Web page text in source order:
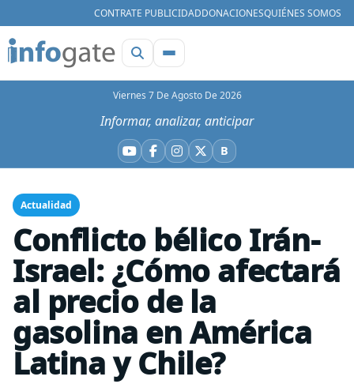
CONTRATE PUBLICIDADDONACIONESQUIÉNES SOMOS
Viernes 7 De Agosto De 2026
Informar, analizar, anticipar
YouTube
Facebook
Instagram
X BBluesky
Actualidad
Conflicto bélico Irán-
Israel: ¿Cómo afectará
al precio de la
gasolina en América
Latina y Chile?